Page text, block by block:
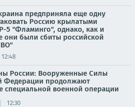
предприняла еще одну
Россию крылатыми
5 "Фламинго", однако, как и
они были сбиты российской
12:48
России: Вооруженные Силы
Федерации продолжают
специальной военной операции
12:30